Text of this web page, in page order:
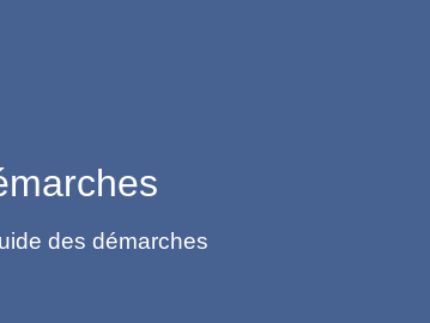
des démarches